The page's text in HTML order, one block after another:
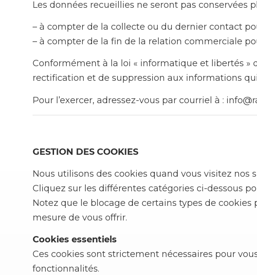
Les données recueillies ne seront pas conservées
– à compter de la collecte ou du dernier contact
– à compter de la fin de la relation commerciale
Conformément à la loi « informatique et libertés »
rectification et de suppression aux informations
Pour l’exercer, adressez-vous par courriel à :
GESTION DES COOKIES
Nous utilisons des cookies quand vous visitez
Cliquez sur les différentes catégories ci-dessous
Notez que le blocage de certains types de
mesure de vous offrir.
Cookies essentiels
Ces cookies sont strictement nécessaires pour
fonctionnalités.